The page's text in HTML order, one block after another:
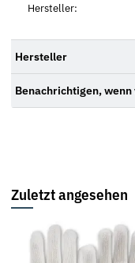
Hersteller:
Hersteller
Benachrichtigen,
Zuletzt angesehen